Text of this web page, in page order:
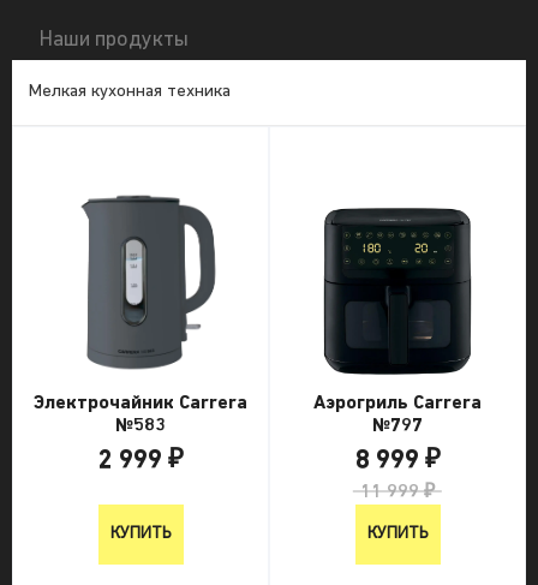
Наши продукты
Мелкая кухонная техника
Электрочайник Carrera
№583
2 999 ₽
КУПИТЬ
Аэрогриль Carrera
№797
8 999 ₽
11 999 ₽
КУПИТЬ